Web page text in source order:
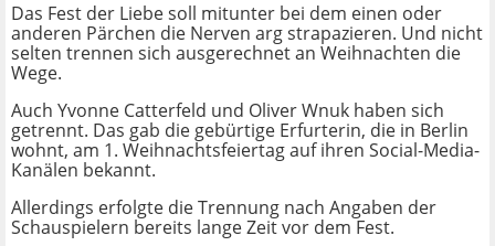
Das Fest der Liebe soll mitunter bei dem einen oder
anderen Pärchen die Nerven arg strapazieren. Und nicht
selten trennen sich ausgerechnet an Weihnachten die
Wege.
Auch Yvonne Catterfeld und Oliver Wnuk haben sich
getrennt. Das gab die gebürtige Erfurterin, die in Berlin
wohnt, am 1. Weihnachtsfeiertag auf ihren Social-Media-
Kanälen bekannt.
Allerdings erfolgte die Trennung nach Angaben der
Schauspielern bereits lange Zeit vor dem Fest.